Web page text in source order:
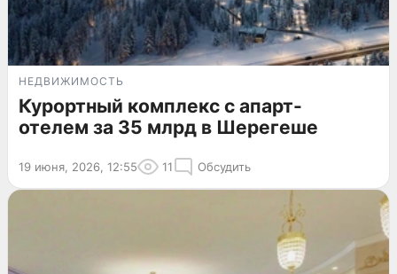
НЕДВИЖИМОСТЬ
Курортный комплекс с апарт-
отелем за 35 млрд в Шерегеше
19 июня, 2026, 12:55 11 Обсудить